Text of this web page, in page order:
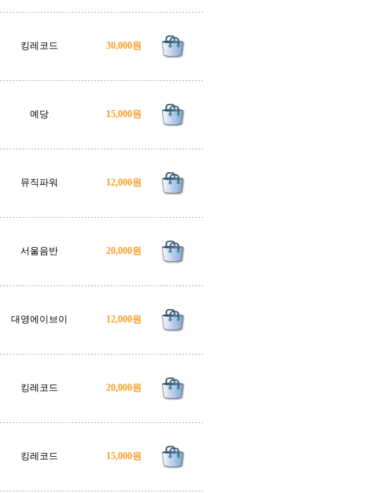
킹레코드 30,000원
예당 15,000원
뮤직파워 12,000원
서울음반 20,000원
대영에이브이 12,000원
킹레코드 20,000원
킹레코드 15,000원